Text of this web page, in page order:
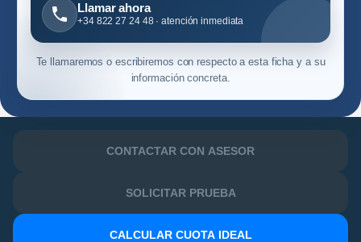
Llamar ahora
+34 822 27 24 48 · atención inmediata
Te llamaremos o escribiremos con respecto a esta ficha y a su
información concreta.
CONTACTAR CON ASESOR
SOLICITAR PRUEBA
CALCULAR CUOTA IDEAL